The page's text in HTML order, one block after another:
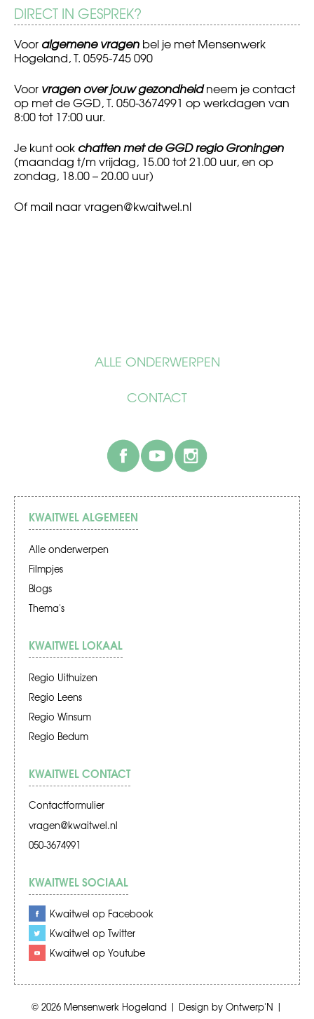
ALLE ONDERWERPEN
CONTACT
facebook
DIRECT IN GESPREK?
Voor algemene vragen bel je met Mensenwerk
Hogeland, T. 0595-745 090
Voor vragen over jouw gezondheidneem je contact
op met de GGD, T. 050-3674991 op werkdagen van
8:00 tot 17:00 uur.
Je kunt ook chatten met de GGD regio Groningen
(maandag t/m vrijdag, 15.00 tot 21.00 uur, en op
zondag, 18.00 – 20.00 uur)
Of mail naarvragen@kwaitwel.nl
KWAITWEL ALGEMEEN
Alle onderwerpen
Filmpjes
Blogs
Thema's
KWAITWEL LOKAAL
Regio Uithuizen
Regio Leens
Regio Winsum
Regio Bedum
KWAITWEL CONTACT
Contactformulier
vragen@kwaitwel.nl
050-3674991
KWAITWEL SOCIAAL
Kwaitwel op Facebook
Kwaitwel op Twitter
Kwaitwel op Youtube
© 2026 Mensenwerk Hogeland | Design by Ontwerp'N |